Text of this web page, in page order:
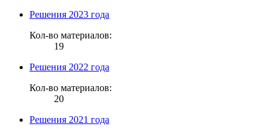
Решения 2023 года
Кол-во материалов:
19
Решения 2022 года
Кол-во материалов:
20
Решения 2021 года